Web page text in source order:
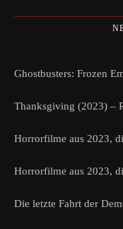
Ghostbusters: Frozen
Thanksgiving (2023) –
Horrorfilme aus 2023,
Horrorfilme aus 2023,
Die letzte Fahrt der